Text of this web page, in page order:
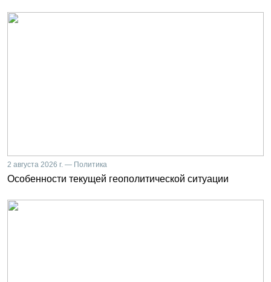
2 августа 2026 г. — Политика
Особенности текущей геополитической ситуации